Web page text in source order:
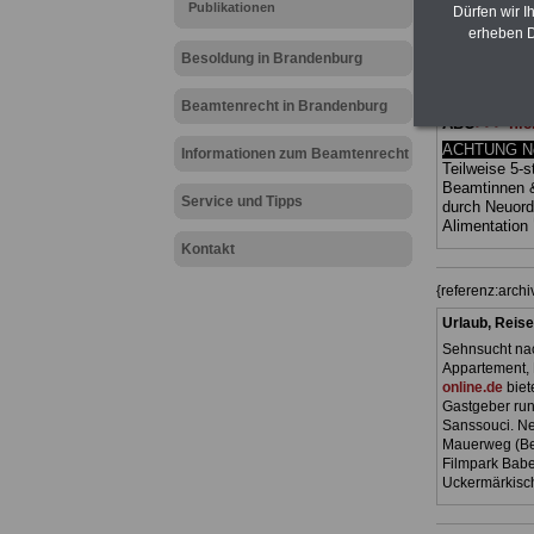
Publikationen
Besoldung in Brandenburg
Beamtenrecht in Brandenburg
Informationen zum Beamtenrecht
Service und Tipps
Kontakt
Ländern.
gegliedert
ABO>>>
ACHTUNG
Teilweise 5-
Beamtinnen
durch
Alimentation
Urlaub,
Sehnsucht
Appartement,
online.de
Gastgeber
Sanssouci.
Mauerweg
Filmpark
Dürfen wir
erheben